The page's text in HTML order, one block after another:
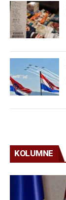
KOLUMNE